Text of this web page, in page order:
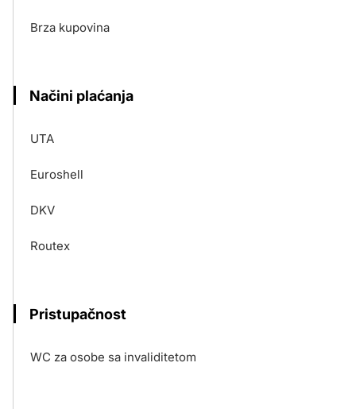
Brza kupovina
Načini plaćanja
UTA
Euroshell
DKV
Routex
Pristupačnost
WC za osobe sa invaliditetom